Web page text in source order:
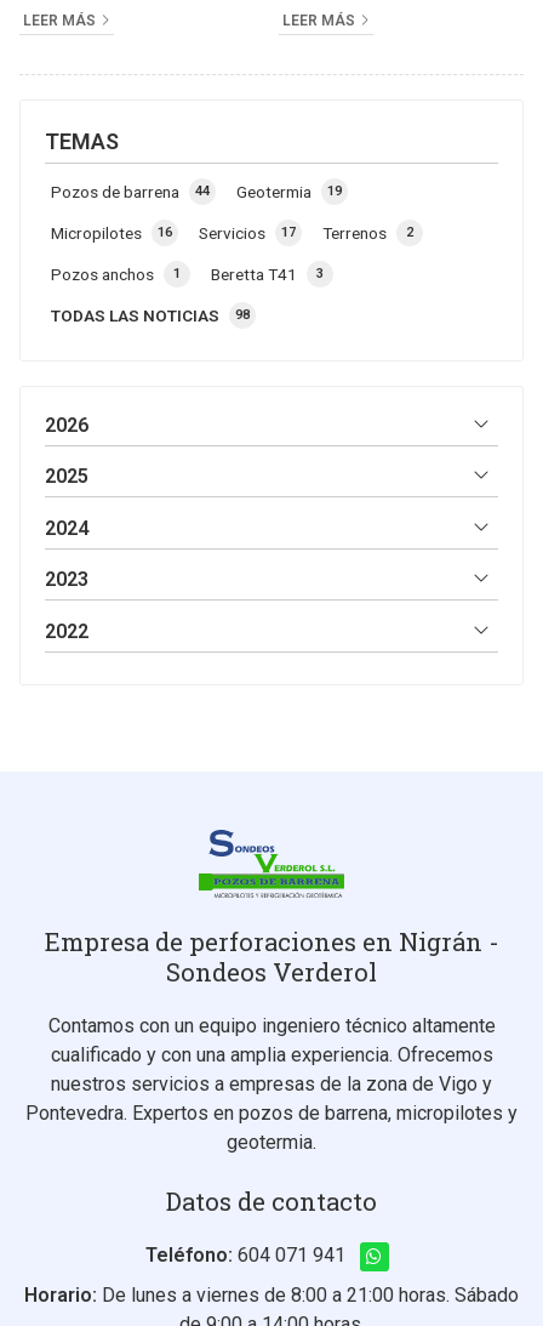
TEMAS
TODAS LAS NOTICIAS 98
Pozos de barrena 44 Geotermia 19
Micropilotes 16 Servicios 17 Terrenos 2
Pozos anchos 1 Beretta T41 3
LEER MÁS
LEER MÁS
2026
2025
2024
2023
2022
Empresa de perforaciones en Nigrán -
Sondeos Verderol
Contamos con un equipo ingeniero técnico altamente
cualificado y con una amplia experiencia. Ofrecemos
nuestros servicios a empresas de la zona de Vigo y
Pontevedra. Expertos en pozos de barrena, micropilotes y
geotermia.
Datos de contacto
Teléfono: 604 071 941
Horario: De lunes a viernes de 8:00 a 21:00 horas. Sábado